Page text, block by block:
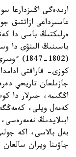
ارىدەگى
عاسىرداعى ازاتتىق
ەرلىكتىڭ باسى دا
باسىنىڭ الىنۋى دا
(1802-
كوزى- قاراقتى
جازىلعان تاريحي
اڭگىمە، جىرلار دا
كەمەل ويلى،
ابىلايدىڭ
بەل بالاسى، اكە
جاۋىنا ويران